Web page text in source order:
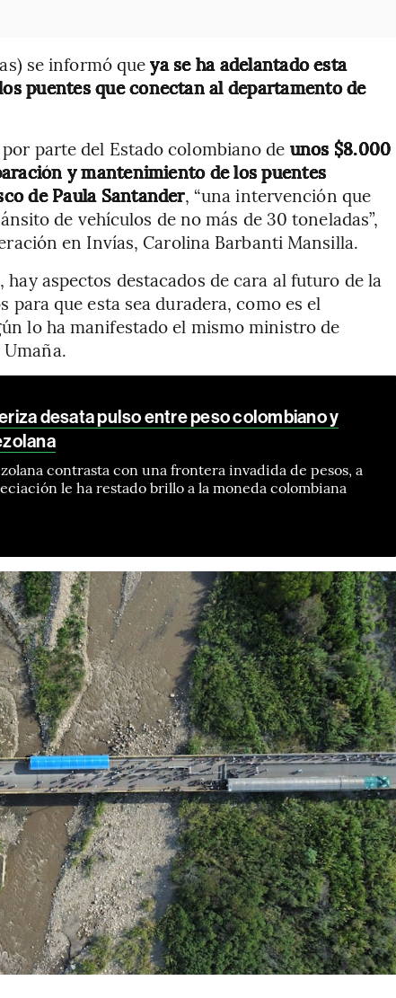
se informó queya se ha adelantado esta
puentes que conectan al departamento de
parte del Estado colombiano de unos $8.000
y mantenimiento de los puentes
de Paula Santander, “una intervención que
de vehículos de no más de 30 toneladas”,
en Invías, Carolina Barbanti Mansilla.
aspectos destacados de cara al futuro de la
que esta sea duradera, como es el
lo ha manifestado el mismo ministro de
desata pulso entre peso colombiano y
contrasta con una frontera invadida de pesos, a
le ha restado brillo a la moneda colombiana